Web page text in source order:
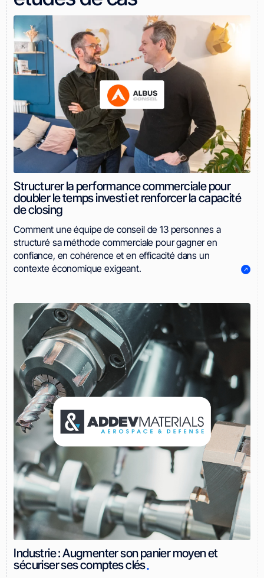
Structurer la performance commerciale pour
doubler le temps investi et renforcer la capacité
de closing
Comment une équipe de conseil de 13 personnes a
structuré sa méthode commerciale pour gagner en
confiance, en cohérence et en efficacité dans un
contexte économique exigeant.
Industrie : Augmenter son panier moyen et
sécuriser ses comptes clés.